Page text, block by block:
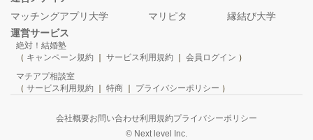
2026年8月7日
2026年8月7日
2026年8月7日
マッチングアプリ大学
マリピタ
縁結び大学
運営サービス
絶対！結婚塾
（ キャンペーン規約 サービス利用規約 会員ログイン ）
マチアプ相談室
（ サービス利用規約 特商 プライバシーポリシー ）
© Next level Inc.
会社概要お問い合わせ利用規約プライバシーポリシー